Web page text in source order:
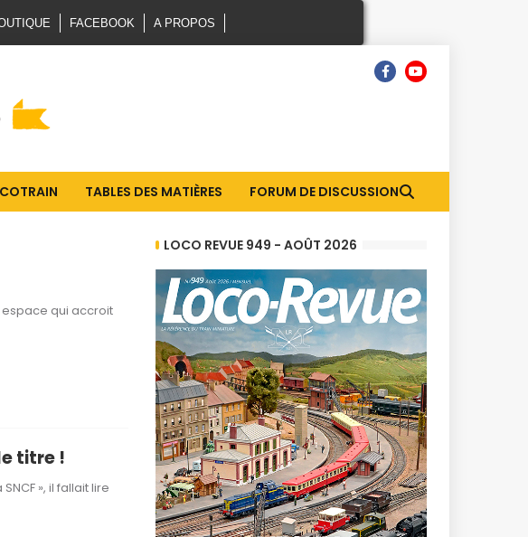
FACEBOOK A PROPOS
TABLES DES MATIÈRES FORUM DE DISCUSSION
espace qui accroit
titre !
», il fallait lire
LOCO REVUE 949 - AOÛT 2026